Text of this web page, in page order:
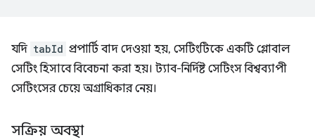
যদি tabId প্রপার্টি বাদ দেওয়া হয়, সেটিংটিকে একটি গ্লোবাল
সেটিং হিসাবে বিবেচনা করা হয়। ট্যাব-নির্দিষ্ট সেটিংস বিশ্বব্যাপী
সেটিংসের চেয়ে অগ্রাধিকার নেয়।
সক্রিয় অবস্থা